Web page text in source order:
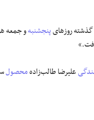
روزهایپنجشنبهو جمعه
علیرضا طالب‌زادهمحصولسال ۱۳۹۲ است